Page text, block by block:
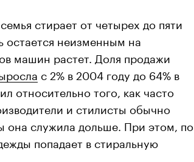
стирает от четырех до пяти
остается неизменным на
машин растет. Доля продажи
с 2% в 2004 году до 64% в
относительно того, как часто
и стилисты обычно
она служила дольше. При этом, по
попадает в стиральную